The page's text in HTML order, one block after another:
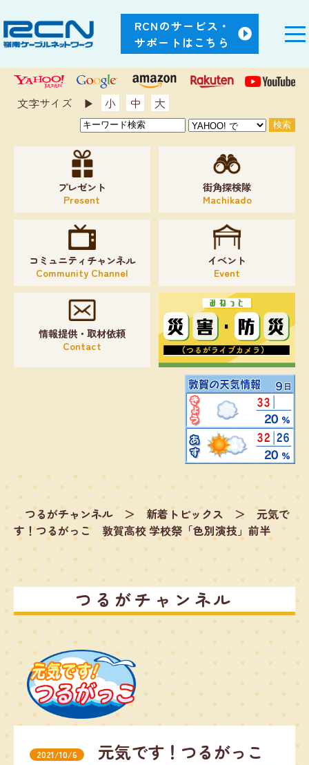
RCNのサービス・
サポートはこちら
文字サイズ ▶︎ 小 中 大
プレゼント
Present
街角探検隊
Machikado
コミュニティチャンネル
Community Channel
イベント
Event
情報提供・取材依頼
Contact
つるがチャンネル ＞ 新着トピックス ＞
元気で
す！つるがっこ 敦賀高校 学校祭「色別演技」前半
つるがチャンネル
2021/10/6
元気です！つるがっこ